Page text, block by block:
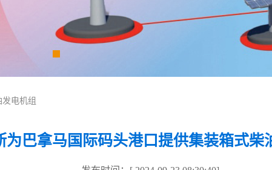
电机组
为巴拿马国际码头港口提供集装箱式柴